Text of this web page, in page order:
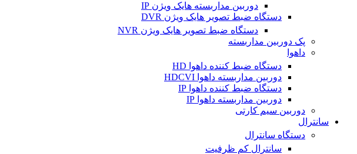
دوربین مداربسته هایک ویژن IP
دستگاه ضبط تصویر هایک ویژن DVR
دستگاه ضبط تصویر هایک ویژن NVR
پک دوربین مداربسته
داهوا
دستگاه ضبط کننده داهوا HD
دوربین مداربسته داهوا HDCVI
دستگاه ضبط کننده داهوا IP
دوربین مداربسته داهوا IP
دوربین سیم کارتی
سانترال
دستگاه سانترال
سانترال کم ظرفیت